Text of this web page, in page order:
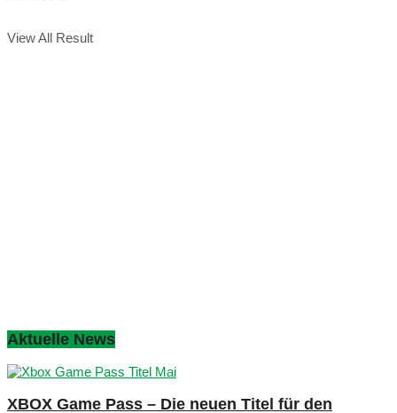
View All Result
Aktuelle News
XBOX Game Pass – Die neuen Titel für den